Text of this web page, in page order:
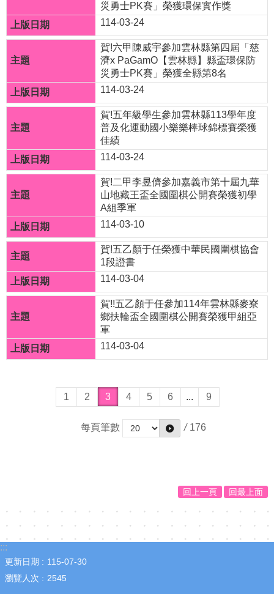
端
公
文
網
站
資
開
放
宣
隱
私
宣
告
訊
安
災勇士PK賽」榮獲環保實作獎
114-03-24
賀!六甲陳威宇參加雲林縣第四屆「慈
濟x PaGamO【雲林縣】縣盃環保防
災勇士PK賽」榮獲全縣第8名
114-03-24
賀!五年級學生參加雲林縣113學年度
普及化運動國小樂樂棒球錦標賽榮獲
佳績
114-03-24
賀!二甲李昱儕參加嘉義市第十屆九華
山地藏王盃全國圍棋公開賽榮獲初學
A組季軍
114-03-10
賀!五乙顏于任榮獲中華民國圍棋協會
1段證書
114-03-04
賀!!五乙顏于任參加114年雲林縣麥寮
鄉扶輪盃全國圍棋公開賽榮獲甲組亞
軍
114-03-04
1 2 3 4 5 6 ... 9
每頁筆數 / 176
回上一頁 回最上面
:::
更新日期
115-07-30
瀏覽人次
2545